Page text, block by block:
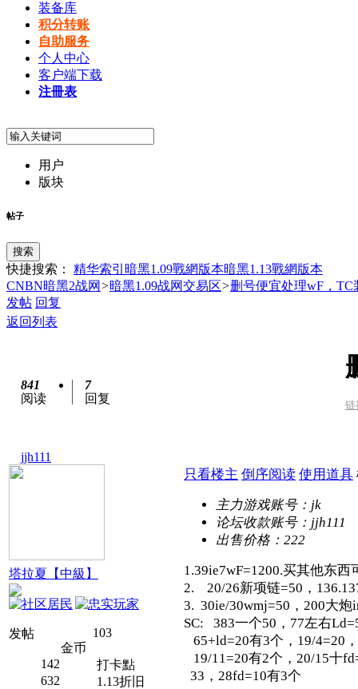
装备库
积分转账
自助服务
个人中心
客户端下载
注冊表
用户
版块
帖子
搜索
快捷搜索： 精华索引 暗黑1.09戰網版本暗黑1.13戰網版本
CNBN暗黑2战网 >暗黑1.09战网交易区>删号便宜处理wF，TC
发帖 回复
返回列表
841
阅读
7
回复
链
jjh111
塔拉夏【中級】
发帖
103
金币
142
打卡點
632
1.13折旧
只看楼主 倒序阅读 使用道具
主力游戏账号： jk
论坛收款账号： jjh111
出售价格： 222
1.39ie7wF=1200.买其他东西
2. 20/26新项链=50，
3. 30ie/30wmj=50，200大炮
SC: 383一个50，77左右
65+ld=20有3个，19/4=20
19/11=20有2个，20/15十
33，28fd=10有3个